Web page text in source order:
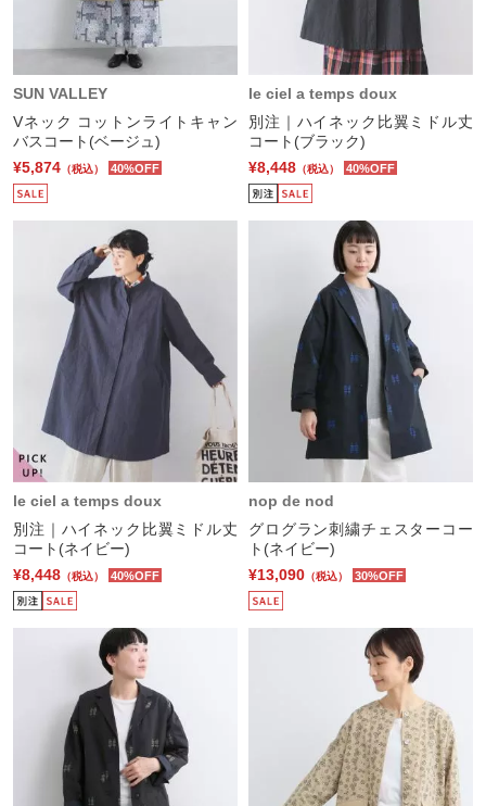
SUN VALLEY
Vネック コットンライトキャン
バスコート(ベージュ)
¥5,874 （税込） 40%OFF
le ciel a temps doux
別注｜ハイネック比翼ミドル丈
コート(ブラック)
¥8,448 （税込） 40%OFF
le ciel a temps doux
別注｜ハイネック比翼ミドル丈
コート(ネイビー)
¥8,448 （税込） 40%OFF
nop de nod
グログラン刺繍チェスターコー
ト(ネイビー)
¥13,090 （税込） 30%OFF